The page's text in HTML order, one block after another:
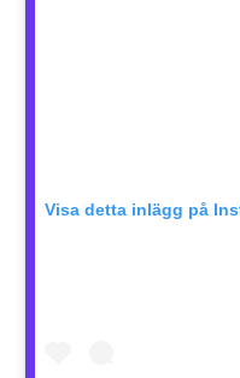
Visa detta inlägg på